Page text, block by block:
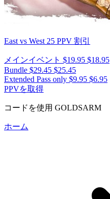
East vs West 25 PPV 割引
メインイベント $19.95 $18.95
Bundle $29.45 $25.45
Extended Pass only $9.95 $6.95
PPVを取得
コードを使用 GOLDSARM
ホーム